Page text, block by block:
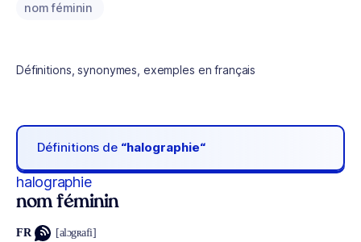
nom féminin
Définitions, synonymes, exemples en français
Définitions de “halographie“
halographie
nom féminin
FR [alɔgʀafi]